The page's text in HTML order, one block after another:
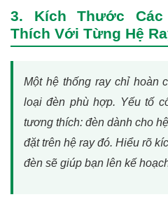
3. Kích Thước
Thích Với Từng Hệ
Một hệ thống ray chỉ hoàn
loại đèn phù hợp. Yếu tố
tương thích: đèn dành cho
đặt trên hệ ray đó. Hiểu rõ
đèn sẽ giúp bạn lên kế